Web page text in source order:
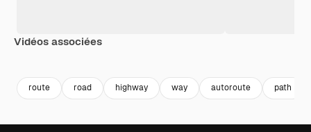
Vidéos associées
route road highway way autoroute path